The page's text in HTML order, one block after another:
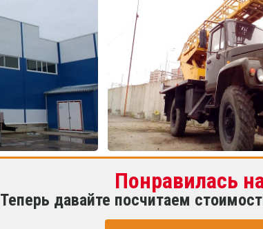
Понравилась
Теперь давайте посчитаем